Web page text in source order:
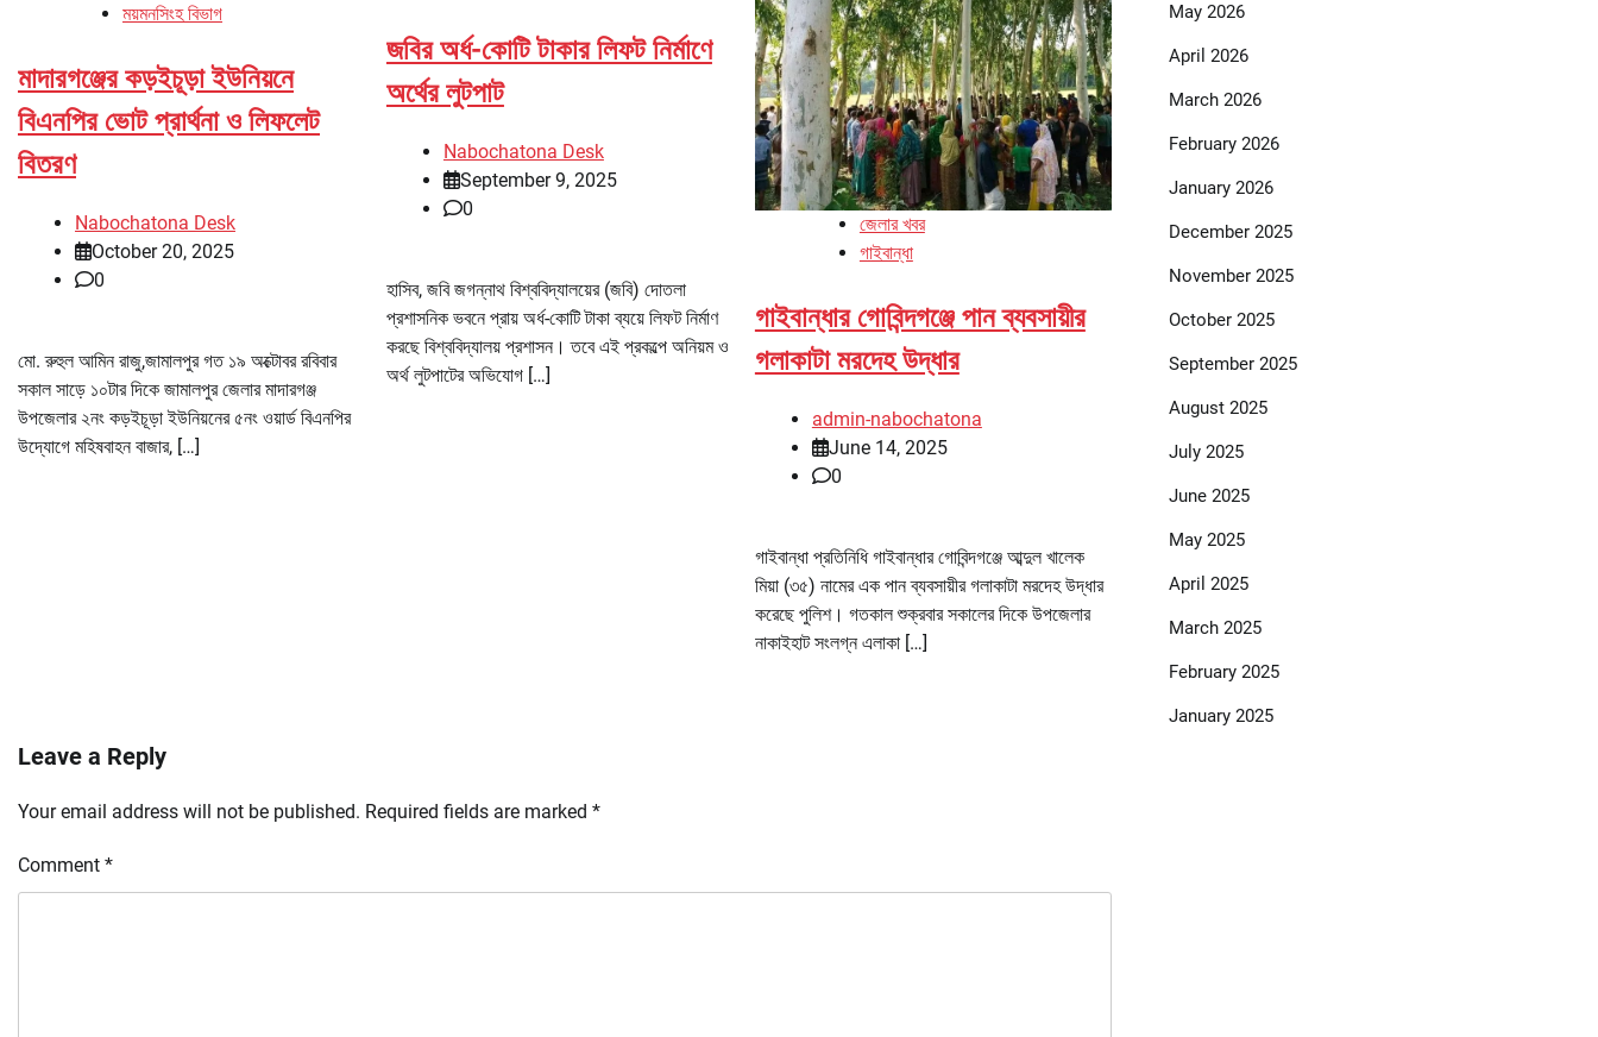
ময়মনসিংহ বিভাগ
মাদারগঞ্জের কড়ইচূড়া ইউনিয়নে
বিএনপির ভোট প্রার্থনা ও লিফলেট
বিতরণ
Nabochatona Desk
October 20, 2025
0
মো. রুহুল আমিন রাজু,জামালপুর গত ১৯ অক্টোবর রবিবার
সকাল সাড়ে ১০টার দিকে জামালপুর জেলার মাদারগঞ্জ
উপজেলার ২নং কড়ইচূড়া ইউনিয়নের ৫নং ওয়ার্ড বিএনপির
উদ্যোগে মহিষবাহন বাজার, […]
জবির অর্ধ-কোটি টাকার লিফট নির্মাণে
অর্থের লুটপাট
Nabochatona Desk
September 9, 2025
0
হাসিব, জবি জগন্নাথ বিশ্ববিদ্যালয়ের (জবি) দোতলা
প্রশাসনিক ভবনে প্রায় অর্ধ-কোটি টাকা ব্যয়ে লিফট নির্মাণ
করছে বিশ্ববিদ্যালয় প্রশাসন। তবে এই প্রকল্পে অনিয়ম ও
অর্থ লুটপাটের অভিযোগ […]
জেলার খবর
গাইবান্ধা
গাইবান্ধার গোবিন্দগঞ্জে পান ব্যবসায়ীর
গলাকাটা মরদেহ উদ্ধার
admin-nabochatona
June 14, 2025
0
গাইবান্ধা প্রতিনিধি গাইবান্ধার গোবিন্দগঞ্জে আব্দুল খালেক
মিয়া (৩৫) নামের এক পান ব্যবসায়ীর গলাকাটা মরদেহ উদ্ধার
করেছে পুলিশ। গতকাল শুক্রবার সকালের দিকে উপজেলার
নাকাইহাট সংলগ্ন এলাকা […]
Leave a Reply
Your email address will not be published. Required fields are marked *
Comment *
May 2026
April 2026
March 2026
February 2026
January 2026
December 2025
November 2025
October 2025
September 2025
August 2025
July 2025
June 2025
May 2025
April 2025
March 2025
February 2025
January 2025